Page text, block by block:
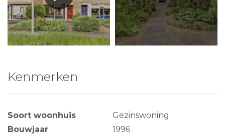
Kenmerken
Soort woonhuis
Gezinswoning
Bouwjaar
1996